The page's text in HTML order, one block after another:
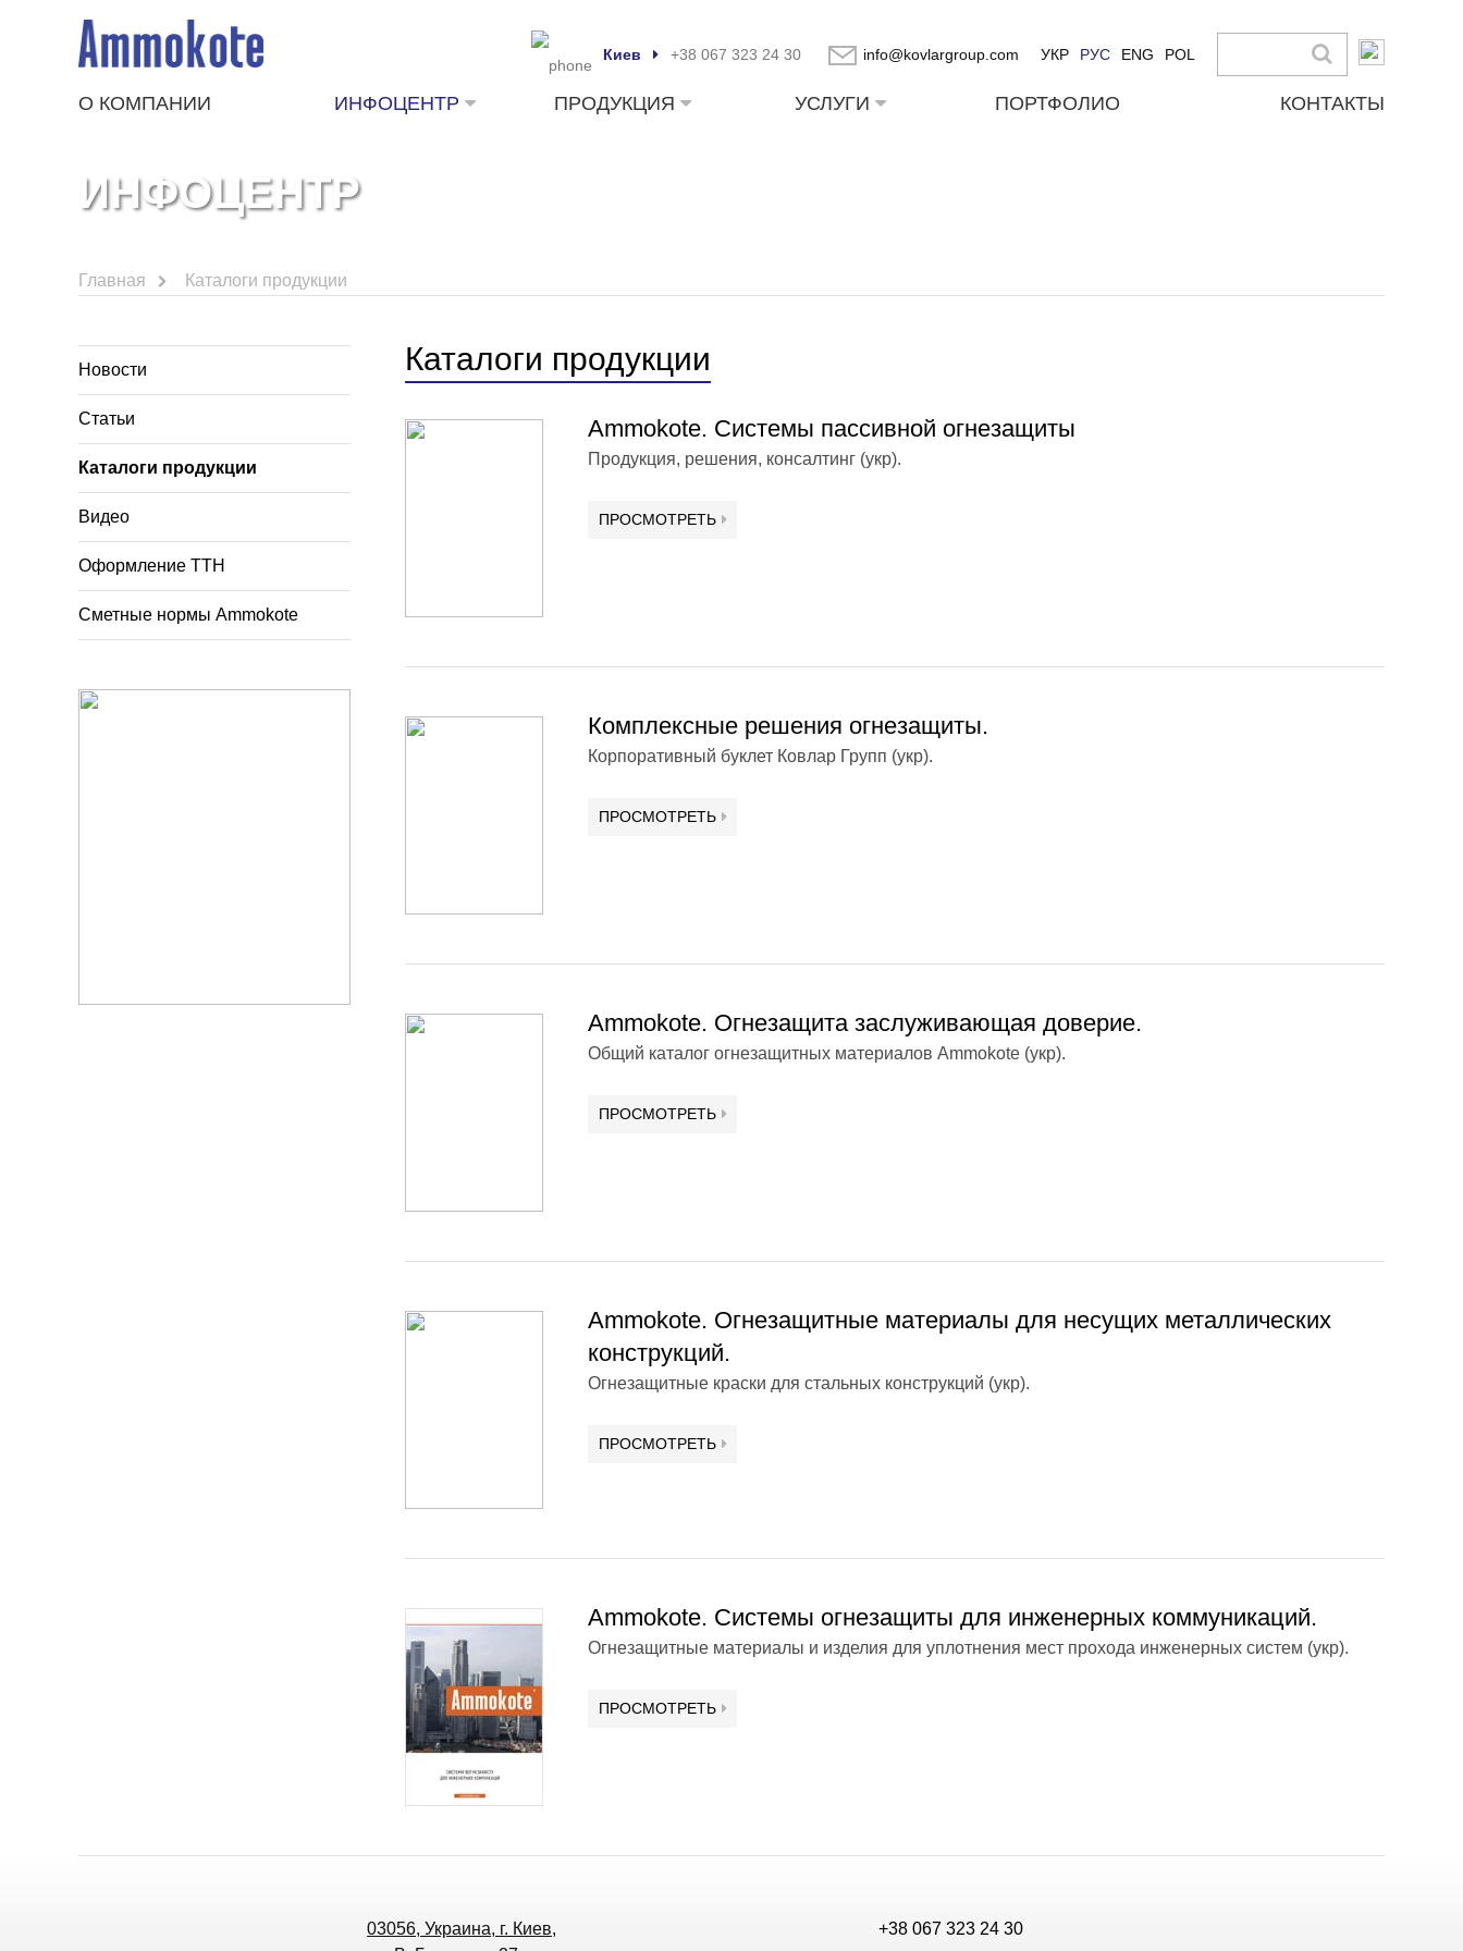
Киев +38 067 323 24 30 info@kovlargroup.com УКР РУС ENG POL
О КОМПАНИИ ИНФОЦЕНТР ПРОДУКЦИЯ УСЛУГИ ПОРТФОЛИО КОНТАКТЫ
ИНФОЦЕНТР
Главная Каталоги продукции
Новости
Статьи
Каталоги продукции
Видео
Оформление ТТН
Сметные нормы Ammokote
Каталоги продукции
Ammokote. Системы пассивной огнезащиты
Продукция, решения, консалтинг (укр).
ПРОСМОТРЕТЬ
Комплексные решения огнезащиты.
Корпоративный буклет Ковлар Групп (укр).
ПРОСМОТРЕТЬ
Ammokote. Огнезащита заслуживающая доверие.
Общий каталог огнезащитных материалов Ammokote (укр).
ПРОСМОТРЕТЬ
Ammokote. Огнезащитные материалы для несущих металлических
конструкций.
Огнезащитные краски для стальных конструкций (укр).
ПРОСМОТРЕТЬ
Ammokote. Системы огнезащиты для инженерных коммуникаций.
Огнезащитные материалы и изделия для уплотнения мест прохода инженерных систем (укр).
ПРОСМОТРЕТЬ
03056, Украина, г. Киев,
+38 067 323 24 30